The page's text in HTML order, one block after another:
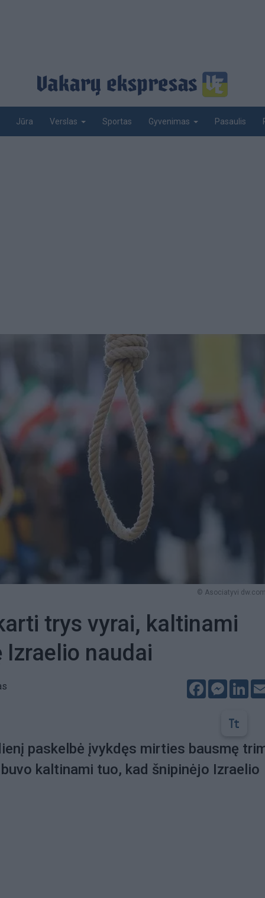
Jūra Verslas Sportas Gyvenimas Pasaulis
© Asociatyvi
trys vyrai, kaltinami
Izraelio naudai
Facebook
paskelbė įvykdęs mirties bausmę
kaltinami tuo, kad šnipinėjo Izraelio